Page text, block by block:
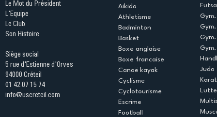
Le Mot du Président
L'Equipe
Le Club
Son Histoire
Siège social
5 rue d'Estienne d'Orves
94000 Créteil
01 42 07 15 74
info@uscreteil.com
Aikido
Athletisme
Badminton
Basket
Boxe anglaise
Boxe francaise
Canoë kayak
Cyclisme
Cyclotourisme
Escrime
Football
Judo
Lutte